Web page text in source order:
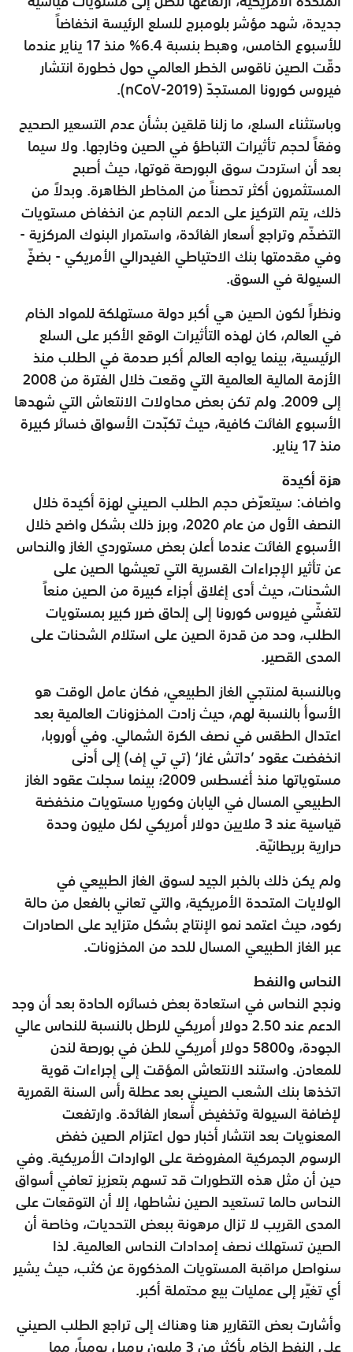
جديدة، شهد مؤشر بلومبرج للسلع الرئيسة انخفاضاً
للأسبوع الخامس، وهبط بنسبة 6.4% منذ 17 يناير عندما
دقّت الصين ناقوس الخطر العالمي حول خطورة انتشار
فيروس كورونا المستجدّ (2019-nCoV).
وباستثناء السلع، ما زلنا قلقين بشأن عدم التسعير الصحيح
وفقاً لحجم تأثيرات التباطؤ في الصين وخارجها. ولا سيما
بعد أن استردت سوق البورصة قوتها، حيث أصبح
المستثمرون أكثر تحصناً من المخاطر الظاهرة. وبدلاً من
ذلك، يتم التركيز على الدعم الناجم عن انخفاض مستويات
التضخّم وتراجع أسعار الفائدة، واستمرار البنوك المركزية -
وفي مقدمتها بنك الاحتياطي الفيدرالي الأمريكي - بضخّ
السيولة في السوق.
ونظراً لكون الصين هي أكبر دولة مستهلكة للمواد الخام
في العالم، كان لهذه التأثيرات الوقع الأكبر على السلع
الرئيسية، بينما يواجه العالم أكبر صدمة في الطلب منذ
الأزمة المالية العالمية التي وقعت خلال الفترة من 2008
إلى 2009. ولم تكن بعض محاولات الانتعاش التي شهدها
الأسبوع الفائت كافية، حيث تكبّدت الأسواق خسائر كبيرة
منذ 17 يناير.
هزة أكيدة
واضاف: سيتعرّض حجم الطلب الصيني لهزة أكيدة خلال
النصف الأول من عام 2020، وبرز ذلك بشكل واضح خلال
الأسبوع الفائت عندما أعلن بعض مستوردي الغاز والنحاس
عن تأثير الإجراءات القسرية التي تعيشها الصين على
الشحنات، حيث أدى إغلاق أجزاء كبيرة من الصين منعاً
لتفشّي فيروس كورونا إلى إلحاق ضرر كبير بمستويات
الطلب، وحد من قدرة الصين على استلام الشحنات على
المدى القصير.
وبالنسبة لمنتجي الغاز الطبيعي، فكان عامل الوقت هو
الأسوأ بالنسبة لهم، حيث زادت المخزونات العالمية بعد
اعتدال الطقس في نصف الكرة الشمالي. وفي أوروبا،
انخفضت عقود ’داتش غاز‘ (تي تي إف) إلى أدنى
مستوياتها منذ أغسطس 2009؛ بينما سجلت عقود الغاز
الطبيعي المسال في اليابان وكوريا مستويات منخفضة
قياسية عند 3 ملايين دولار أمريكي لكل مليون وحدة
حرارية بريطانيّة.
ولم يكن ذلك بالخبر الجيد لسوق الغاز الطبيعي في
الولايات المتحدة الأمريكية، والتي تعاني بالفعل من حالة
ركود، حيث اعتمد نمو الإنتاج بشكل متزايد على الصادرات
عبر الغاز الطبيعي المسال للحد من المخزونات.
النحاس والنفط
ونجح النحاس في استعادة بعض خسائره الحادة بعد أن وجد
الدعم عند 2.50 دولار أمريكي للرطل بالنسبة للنحاس عالي
الجودة، و5800 دولار أمريكي للطن في بورصة لندن
للمعادن. واستند الانتعاش المؤقت إلى إجراءات قوية
اتخذها بنك الشعب الصيني بعد عطلة رأس السنة القمرية
لإضافة السيولة وتخفيض أسعار الفائدة. وارتفعت
المعنويات بعد انتشار أخبار حول اعتزام الصين خفض
الرسوم الجمركية المفروضة على الواردات الأمريكية. وفي
حين أن مثل هذه التطورات قد تسهم بتعزيز تعافي أسواق
النحاس حالما تستعيد الصين نشاطها، إلا أن التوقعات على
المدى القريب لا تزال مرهونة ببعض التحديات، وخاصة أن
الصين تستهلك نصف إمدادات النحاس العالمية. لذا
سنواصل مراقبة المستويات المذكورة عن كثب، حيث يشير
أي تغيّر إلى عمليات بيع محتملة أكبر.
وأشارت بعض التقارير هنا وهناك إلى تراجع الطلب الصيني
على النفط الخام بأكثر من 3 مليون برميل يومياً، مما